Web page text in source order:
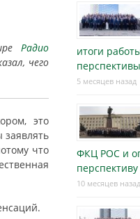
Радио
чего
это
что
итоги
5 месяцев назад
ФКЦ РОС и
перспективу
10 месяцев назад